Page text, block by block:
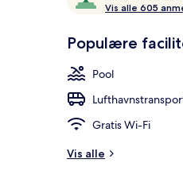
af
Vis alle 605
Populære
Pool
Gratis Wi-Fi
Vis alle